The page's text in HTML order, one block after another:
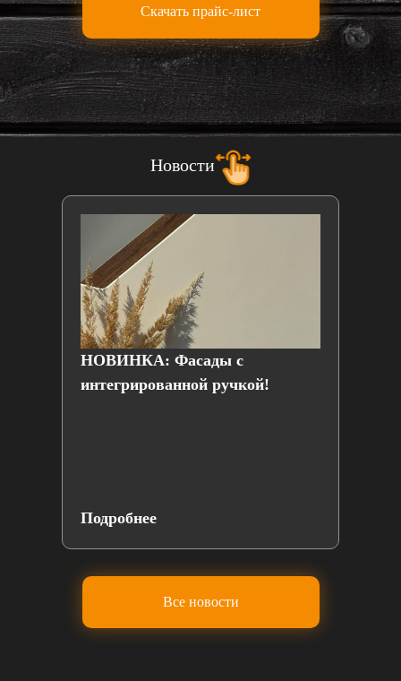
Скачать прайс-лист
Новости
НОВИНКА: Фасады с
интегрированной ручкой!
Подробнее
Все новости